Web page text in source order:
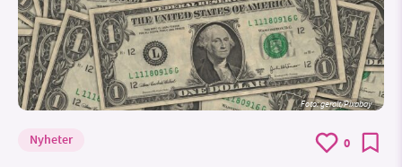
Foto:geralt/Pixabay
Nyheter 0